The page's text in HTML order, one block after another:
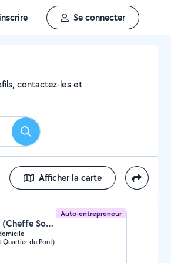
Se connecter
contactez-les et
Rechercher
Afficher la carte
Auto-entrepreneur
Soraya Kezzouh (Cheffe Soraya)
Quartier du Pont)